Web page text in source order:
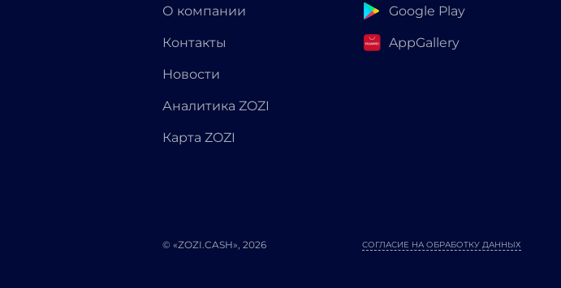
О компании
Контакты
Новости
Аналитика ZOZI
Карта ZOZI
Google Play
AppGallery
© «ZOZI.CASH», 2026 СОГЛАСИЕ НА ОБРАБОТКУ ДАННЫХ